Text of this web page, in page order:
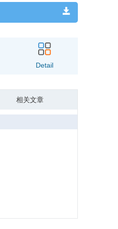
Detail
相关文章